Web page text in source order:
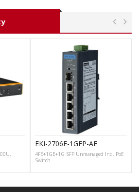
EKI-2706E-1GFP-AE
4FE+1GE+1G SFP Unmanaged Ind. PoE
Switch